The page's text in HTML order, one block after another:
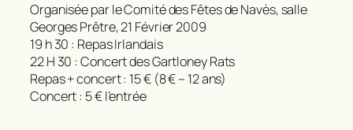
Organisée par le Comité des Fêtes de Navès, salle
Georges Prêtre, 21 Février 2009
19 h 30 : Repas Irlandais
22 H 30 : Concert des Gartloney Rats
Repas + concert : 15 € (8 € – 12 ans)
Concert : 5 € l’entrée